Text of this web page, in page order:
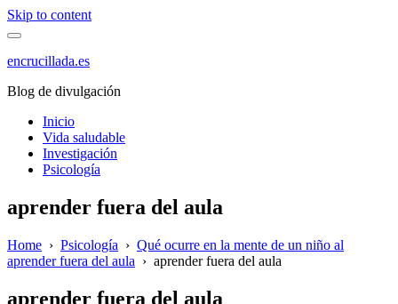
Skip to content
encrucillada.es
Blog de divulgación
Inicio
Vida saludable
Investigación
Psicología
aprender fuera del aula
Home › Psicología › Qué ocurre en la mente de un niño al
aprender fuera del aula › aprender fuera del aula
aprender fuera del aula